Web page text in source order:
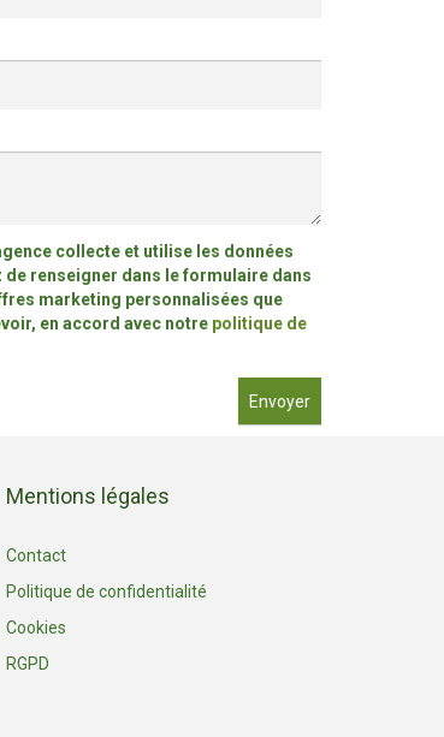
collecte et utilise les données
de renseigner dans le formulaire dans
marketing personnalisées que
en accord avec notre politique de
Envoyer
Mentions légales
Contact
Politique de confidentialité
Cookies
RGPD